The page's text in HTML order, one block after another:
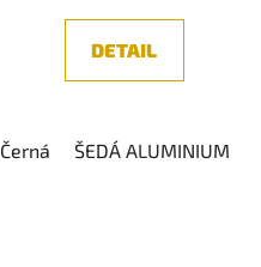
DETAIL
Černá ŠEDÁ ALUMINIUM